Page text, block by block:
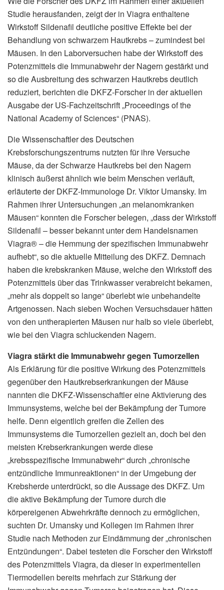
Studie herausfanden, zeigt der in Viagra enthaltene
Wirkstoff Sildenafil deutliche positive Effekte bei der
Behandlung von schwarzem Hautkrebs – zumindest bei
Mäusen. In den Laborversuchen habe der Wirkstoff des
Potenzmittels die Immunabwehr der Nagern gestärkt und
so die Ausbreitung des schwarzen Hautkrebs deutlich
reduziert, berichten die DKFZ-Forscher in der aktuellen
Ausgabe der US-Fachzeitschrift „Proceedings of the
National Academy of Sciences“ (PNAS).
Die Wissenschaftler des Deutschen
Krebsforschungszentrums nutzten für ihre Versuche
Mäuse, da der Schwarze Hautkrebs bei den Nagern
klinisch äußerst ähnlich wie beim Menschen verläuft,
erläuterte der DKFZ-Immunologe Dr. Viktor Umansky. Im
Rahmen ihrer Untersuchungen „an melanomkranken
Mäusen“ konnten die Forscher belegen, „dass der Wirkstoff
Sildenafil – besser bekannt unter dem Handelsnamen
Viagra® – die Hemmung der spezifischen Immunabwehr
aufhebt“, so die aktuelle Mitteilung des DKFZ. Demnach
haben die krebskranken Mäuse, welche den Wirkstoff des
Potenzmittels über das Trinkwasser verabreicht bekamen,
„mehr als doppelt so lange“ überlebt wie unbehandelte
Artgenossen. Nach sieben Wochen Versuchsdauer hätten
von den untherapierten Mäusen nur halb so viele überlebt,
wie bei den Viagra schluckenden Nagern.
Viagra stärkt die Immunabwehr gegen Tumorzellen
Als Erklärung für die positive Wirkung des Potenzmittels
gegenüber den Hautkrebserkrankungen der Mäuse
nannten die DKFZ-Wissenschaftler eine Aktivierung des
Immunsystems, welche bei der Bekämpfung der Tumore
helfe. Denn eigentlich greifen die Zellen des
Immunsystems die Tumorzellen gezielt an, doch bei den
meisten Krebserkrankungen werde diese
„krebsspezifische Immunabwehr“ durch „chronische
entzündliche Immunreaktionen“ in der Umgebung der
Krebsherde unterdrückt, so die Aussage des DKFZ. Um
die aktive Bekämpfung der Tumore durch die
körpereigenen Abwehrkräfte dennoch zu ermöglichen,
suchten Dr. Umansky und Kollegen im Rahmen ihrer
Studie nach Methoden zur Eindämmung der „chronischen
Entzündungen“. Dabei testeten die Forscher den Wirkstoff
des Potenzmittels Viagra, da dieser in experimentellen
Tiermodellen bereits mehrfach zur Stärkung der